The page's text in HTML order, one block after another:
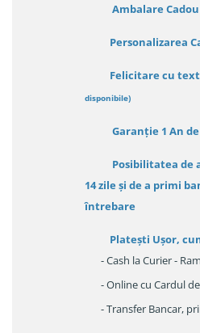
Ambalare Cadou
Personalizarea
Felicitare cu
disponibile)
Garanție 1 An
Posibilitatea de
14 zileși de a primi
întrebare
Platești Ușor,
- Cash la Curier -
- Online cu Cardul
- Transfer Bancar,